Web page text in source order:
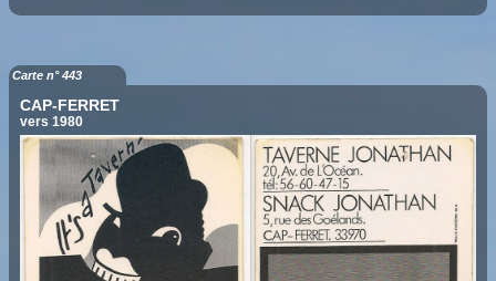
Carte n° 443
CAP-FERRET
vers 1980